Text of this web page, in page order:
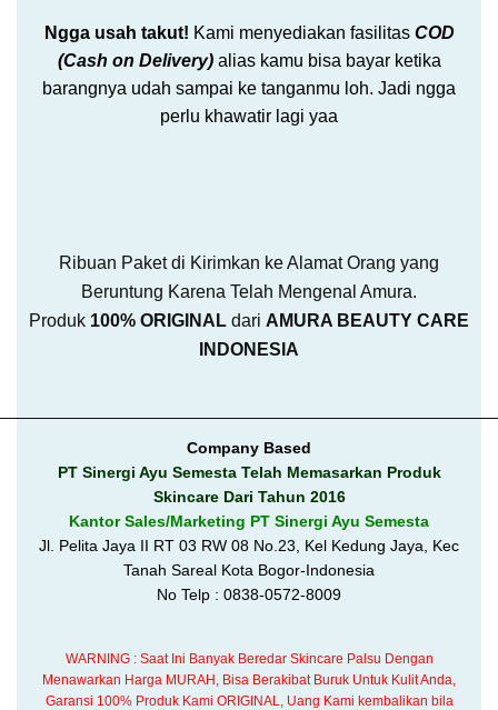
Ngga usah takut! Kami menyediakan fasilitas COD
(Cash on Delivery)alias kamu bisa bayar ketika
barangnya udah sampai ke tanganmu loh. Jadi ngga
perlu khawatir lagi yaa
Ribuan Paket di Kirimkan ke Alamat Orang yang
Beruntung Karena Telah Mengenal Amura.
Produk 100% ORIGINAL dari AMURA BEAUTY CARE
INDONESIA
Company Based
PT Sinergi Ayu Semesta Telah Memasarkan Produk
Skincare Dari Tahun 2016
Kantor Sales/Marketing PT Sinergi Ayu Semesta
Jl. Pelita Jaya II RT 03 RW 08 No.23, Kel Kedung Jaya, Kec
Tanah Sareal Kota Bogor-Indonesia
No Telp : 0838-0572-8009
WARNING : Saat Ini Banyak Beredar Skincare Palsu Dengan
Menawarkan Harga MURAH, Bisa Berakibat Buruk Untuk Kulit Anda,
Garansi 100% Produk Kami ORIGINAL, Uang Kami kembalikan bila